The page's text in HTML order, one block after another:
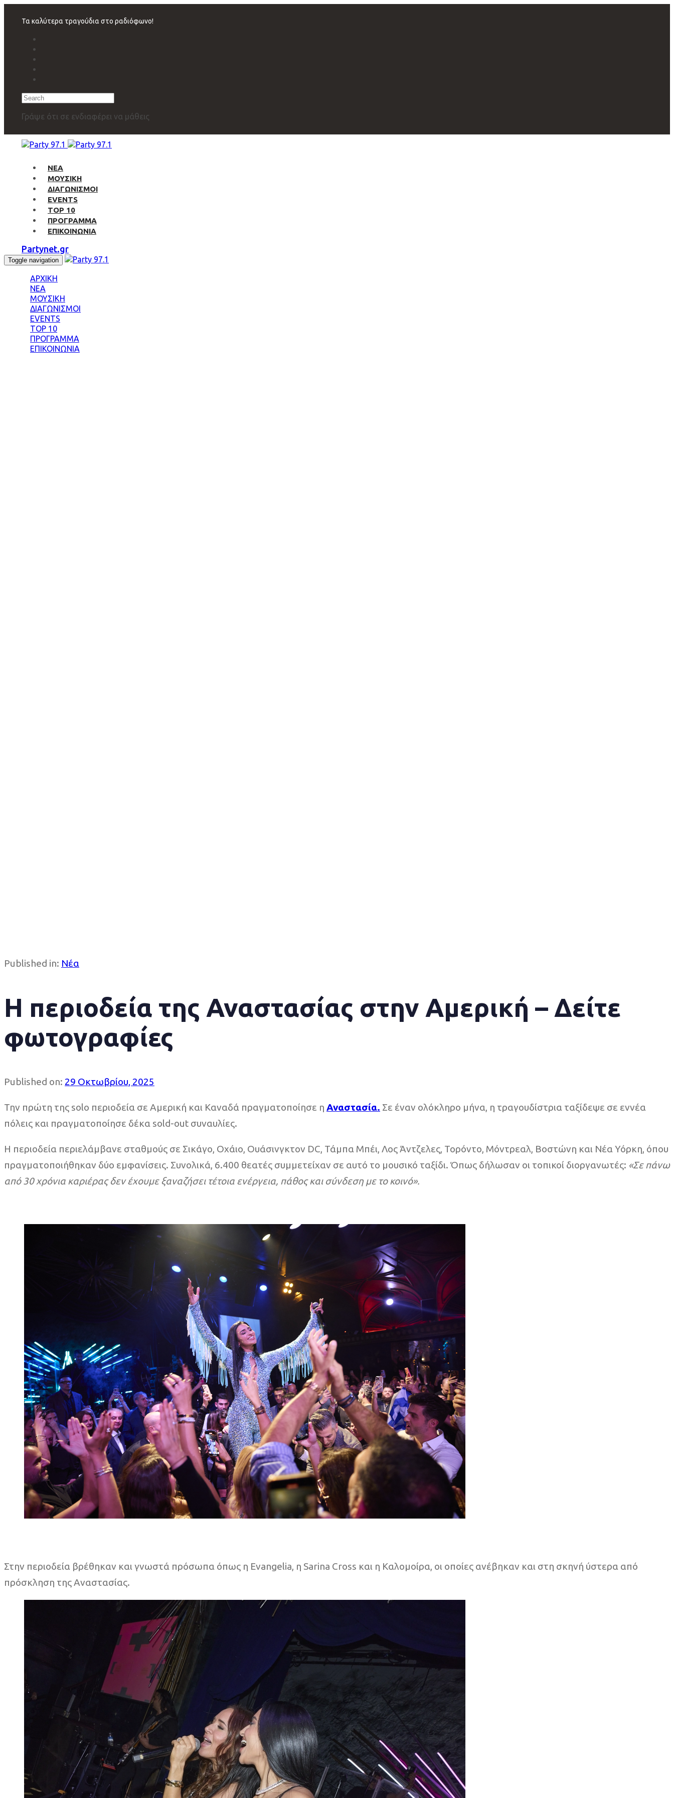
navigation
Τα καλύτερα τραγούδια στο ραδιόφωνο!
Search
Γράψε ότι σε ενδιαφέρει να μάθεις
ΝΕΑ
ΜΟΥΣΙΚΗ
ΔΙΑΓΩΝΙΣΜΟΙ
EVENTS
TOP 10
ΠΡΟΓΡΑΜΜΑ
ΕΠΙΚΟΙΝΩΝΙΑ
Partynet.gr
Toggle navigation
ΑΡΧΙΚΗ
ΝΕΑ
ΜΟΥΣΙΚΗ
ΔΙΑΓΩΝΙΣΜΟΙ
EVENTS
TOP 10
ΠΡΟΓΡΑΜΜΑ
ΕΠΙΚΟΙΝΩΝΙΑ
Published in: Νέα
Η περιοδεία της Αναστασίας στην Αμερική – Δείτε
φωτογραφίες
Published on: 29 Οκτωβρίου, 2025
Την πρώτη της solo περιοδεία σε Αμερική και Καναδά πραγματοποίησε η Αναστασία. Σε έναν ολόκληρο μήνα, η τραγουδίστρια ταξίδεψε σε εννέα
πόλεις και πραγματοποίησε δέκα sold-out συναυλίες.
Η περιοδεία περιελάμβανε σταθμούς σε Σικάγο, Οχάιο, Ουάσινγκτον DC, Τάμπα Μπέι, Λος Άντζελες, Τορόντο, Μόντρεαλ, Βοστώνη και Νέα Υόρκη, όπου
πραγματοποιήθηκαν δύο εμφανίσεις. Συνολικά, 6.400 θεατές συμμετείχαν σε αυτό το μουσικό ταξίδι. Όπως δήλωσαν οι τοπικοί διοργανωτές: «Σε πάνω
από 30 χρόνια καριέρας δεν έχουμε ξαναζήσει τέτοια ενέργεια, πάθος και σύνδεση με το κοινό».
Στην περιοδεία βρέθηκαν και γνωστά πρόσωπα όπως η Evangelia, η Sarina Cross και η Καλομοίρα, οι οποίες ανέβηκαν και στη σκηνή ύστερα από
πρόσκληση της Αναστασίας.